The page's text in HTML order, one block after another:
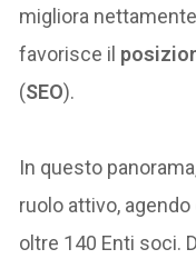
migliora nettamente
favorisce il
(SEO).
In questo
ruolo attivo,
oltre 140 Enti soci.